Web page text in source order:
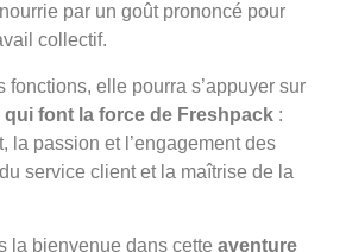
par un goût prononcé pour
collectif.
fonctions, elle pourra s’appuyer sur
font la force de Freshpack :
la passion et l’engagement des
service client et la maîtrise de la
la bienvenue dans cette aventure